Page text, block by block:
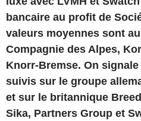
bancaire au profit de
valeurs moyennes sont
Compagnie des Alpes,
Knorr-Bremse. On
suivis sur le groupe
et sur le britannique
Sika, Partners Group et